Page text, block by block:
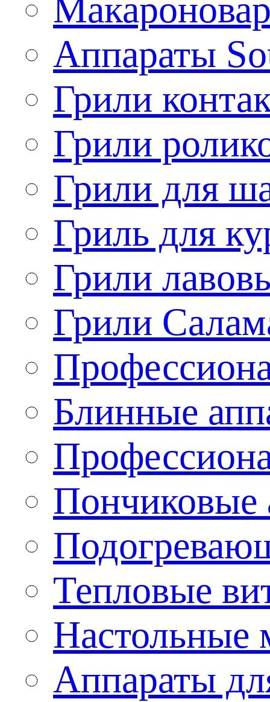
Аппараты
Грили
Грили
Грили для
Гриль для
Грили
Грили
Блинные
Пончиковые
Тепловые
Настольные
Аппараты